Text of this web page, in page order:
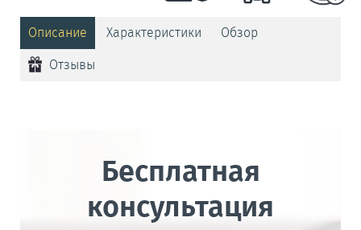
Описание Характеристики Обзор
Отзывы
Бесплатная
консультация